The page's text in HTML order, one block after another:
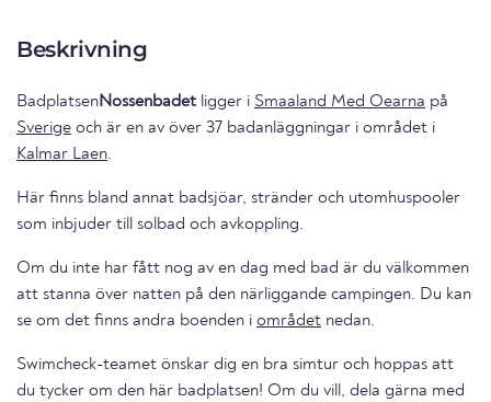
Beskrivning
BadplatsenNossenbadet ligger i Smaaland Med Oearna på
Sverige och är en av över 37 badanläggningar i området i
Kalmar Laen.
Här finns bland annat badsjöar, stränder och utomhuspooler
som inbjuder till solbad och avkoppling.
Om du inte har fått nog av en dag med bad är du välkommen
att stanna över natten på den närliggande campingen. Du kan
se om det finns andra boenden i området nedan.
Swimcheck-teamet önskar dig en bra simtur och hoppas att
du tycker om den här badplatsen! Om du vill, dela gärna med